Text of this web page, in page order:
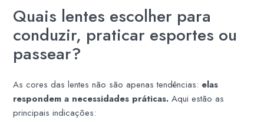
Quais lentes escolher para
conduzir, praticar esportes ou
passear?
As cores das lentes não são apenas tendências: elas
respondem a necessidades práticas. Aqui estão as
principais indicações: